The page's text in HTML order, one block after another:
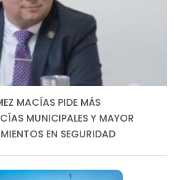
MACÍAS PIDE MÁS
MUNICIPALES Y MAYOR
EN SEGURIDAD